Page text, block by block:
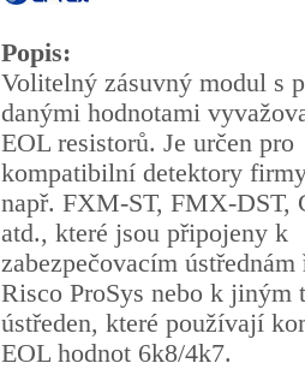
Popis:
Volitelný zásuvný modul s
danými hodnotami
EOL resistorů. Je určen pro
kompatibilní detektory
např. FXM-ST, FMX-DST,
atd., které jsou připojeny k
zabezpečovacím ústřednám
Risco ProSys nebo k jiným
ústředen, které používají
EOL hodnot 6k8/4k7.